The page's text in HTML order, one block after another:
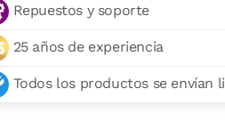
Repuestos y soporte
25 años de experiencia
Todos los productos se envían